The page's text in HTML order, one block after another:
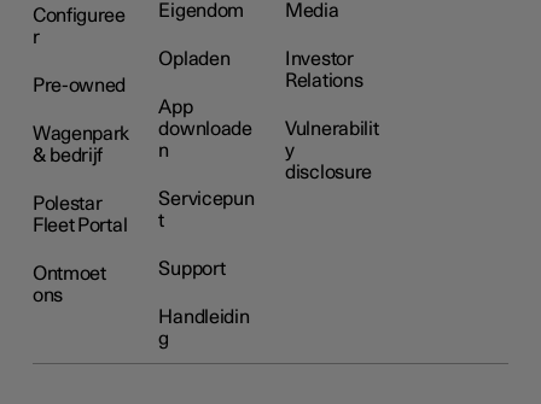
Configuree
r
Pre-owned
Wagenpark
& bedrijf
Polestar
Fleet Portal
Ontmoet
ons
Eigendom
Opladen
App
downloade
n
Servicepun
t
Support
Handleidin
g
Media
Investor
Relations
Vulnerabilit
y
disclosure